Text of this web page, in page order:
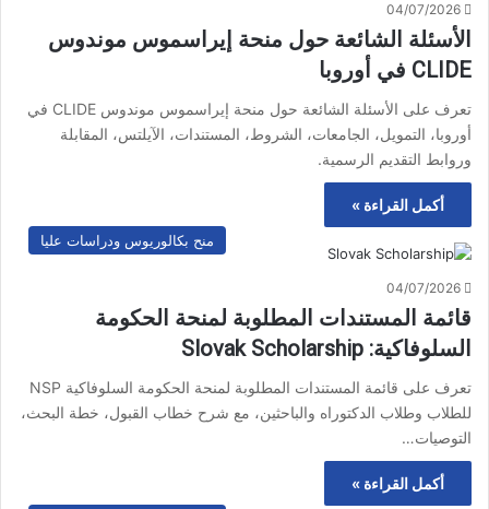
04/07/2026
الأسئلة الشائعة حول منحة إيراسموس موندوس
CLIDE في أوروبا
تعرف على الأسئلة الشائعة حول منحة إيراسموس موندوس CLIDE في
أوروبا، التمويل، الجامعات، الشروط، المستندات، الآيلتس، المقابلة
وروابط التقديم الرسمية.
أكمل القراءة »
منح بكالوريوس ودراسات عليا
04/07/2026
قائمة المستندات المطلوبة لمنحة الحكومة
السلوفاكية: Slovak Scholarship
تعرف على قائمة المستندات المطلوبة لمنحة الحكومة السلوفاكية NSP
للطلاب وطلاب الدكتوراه والباحثين، مع شرح خطاب القبول، خطة البحث،
التوصيات…
أكمل القراءة »